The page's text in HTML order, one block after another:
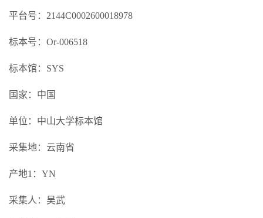
平台号：2144C0002600018978
标本号：Or-006518
标本馆：SYS
国家：中国
单位：中山大学标本馆
采集地：云南省
产地1：YN
采集人：吴武